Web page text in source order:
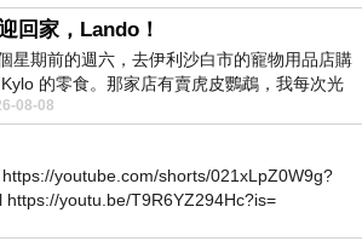
回家，Lando！
星期前的週六，去伊利沙白市的寵物用品店購
的零食。那家店有賣虎皮鸚鵡，我每次光
會去看一下。他們偶爾會引進 C
08-08
youtube.com/shorts/021xLpZ0W9g?
https://youtu.be/T9R6YZ294Hc?is=